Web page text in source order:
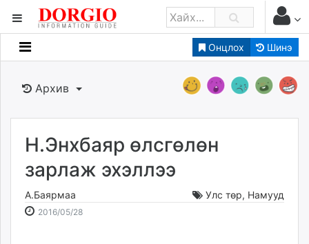
Онцлох Шинэ
Мэдээллийн
Банк санхүү
Бизнес ААН
Төрийн
dorgio.mn
Gogo.mn
Архив
Н.Энхбаяр өлсгөлөн
зарлаж эхэллээ
А.Баярмаа Улс төр, Намууд
2016/05/282016-
2026-